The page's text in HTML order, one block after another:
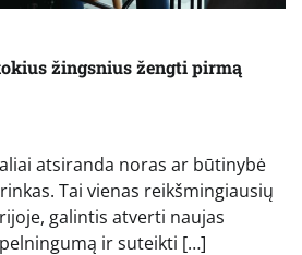
žingsnius žengti pirmą
atsiranda noras ar būtinybė
Tai vienas reikšmingiausių
galintis atverti naujas
ir suteikti […]